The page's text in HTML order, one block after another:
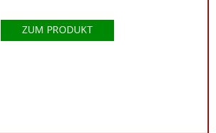
ZUM PRODUKT